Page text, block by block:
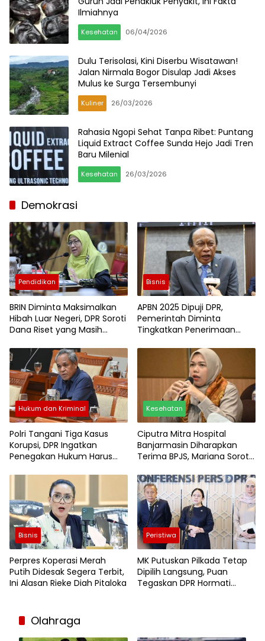
Ilmiahnya
Kesehatan 06/04/2026
Dulu Terisolasi, Kini Diserbu Wisatawan!
Jalan Nirmala Bogor Disulap Jadi Akses
Mulus ke Surga Tersembunyi
Kuliner 26/03/2026
Rahasia Ngopi Sehat Tanpa Ribet: Puntang
Liquid Extract Coffee Sunda Hejo Jadi Tren
Baru Milenial
Kesehatan 26/03/2026
Demokrasi
Pendidikan
BRIN Diminta Maksimalkan
Hibah Luar Negeri, DPR Soroti
Dana Riset yang Masih
Bisnis
APBN 2025 Dipuji DPR,
Pemerintah Diminta
Tingkatkan Penerimaan
Pertumbuhan Ekonomi
Hukum dan Kriminal
Polri Tangani Tiga Kasus
Korupsi, DPR Ingatkan
Penegakan Hukum Harus
Kesehatan
Ciputra Mitra Hospital
Banjarmasin Diharapkan
Terima BPJS, Mariana Soroti
Bisnis
Perpres Koperasi Merah
Putih Didesak Segera Terbit,
Ini Alasan Rieke Diah Pitaloka
Peristiwa
MK Putuskan Pilkada Tetap
Dipilih Langsung, Puan
Tegaskan DPR Hormati
Olahraga